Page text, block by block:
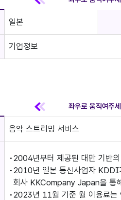
일본
기업정보
음악 스트리밍 서비스
2004년부터 제공된 대만 기반
2010년 일본 통신사업자
회사 KKCompany Japan을 통
2023년 11월 기준 월 이용료는